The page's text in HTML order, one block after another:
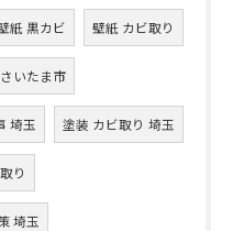
紙 黒カビ 壁紙 カビ取り
いたま市
埼玉 塗装 カビ取り 埼玉
り
埼玉